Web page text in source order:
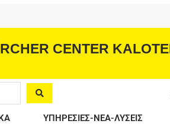
CENTER
ΥΠΗΡΕΣΙΕΣ-ΝΕΑ-ΛΥΣΕΙΣ